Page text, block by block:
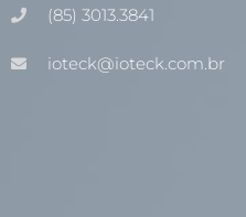
(85) 3013.3841
ioteck@ioteck.com.br